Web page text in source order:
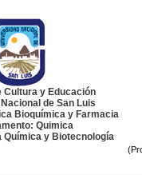
Cultura y Educación
de San Luis
Bioquímica y Farmacia
Quimica
Química y Biotecnología